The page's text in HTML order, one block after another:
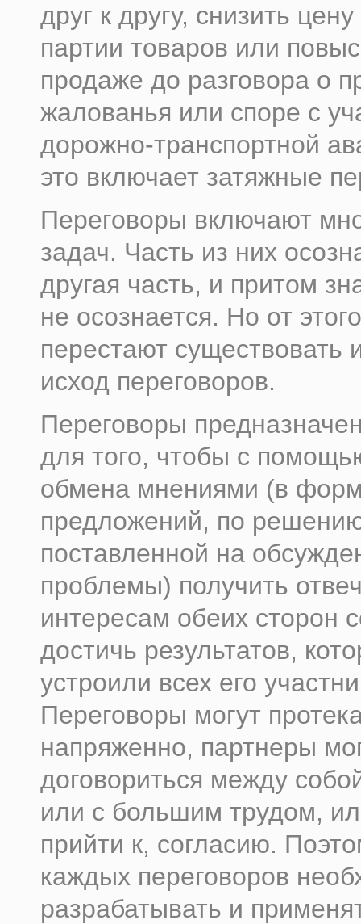
друг к другу, снизить
партии товаров или
продаже до разговора о
жалованья или споре с
дорожно-транспортной
это включает затяжные
Переговоры включают
задач. Часть из них
другая часть, и притом
не осознается. Но от
перестают существовать
исход переговоров.
Переговоры
для того, чтобы с
обмена мнениями (в
предложений, по
поставленной на
проблемы) получить
интересам обеих сторон
достичь результатов,
устроили всех его
Переговоры могут
напряженно, партнеры
договориться между
или с большим трудом,
прийти к, согласию.
каждых переговоров
разрабатывать и